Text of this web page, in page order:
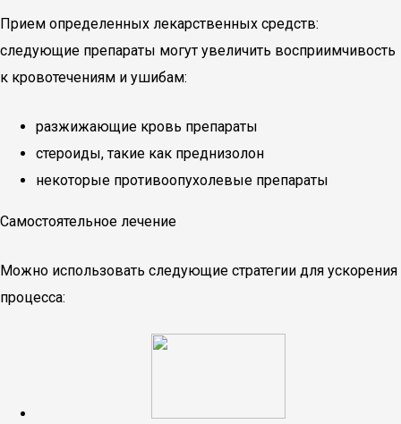
Прием определенных лекарственных средств:
следующие препараты могут увеличить восприимчивость
к кровотечениям и ушибам:
разжижающие кровь препараты
стероиды, такие как преднизолон
некоторые противоопухолевые препараты
Самостоятельное лечение
Можно использовать следующие стратегии для ускорения
процесса: